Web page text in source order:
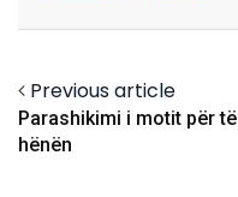
Previous article
Parashikimi i motit për të
hënën